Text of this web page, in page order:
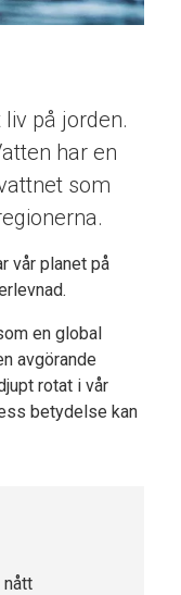
på jorden.
har en
som
vår planet på
en global
avgörande
rotat i vår
betydelse kan
nått